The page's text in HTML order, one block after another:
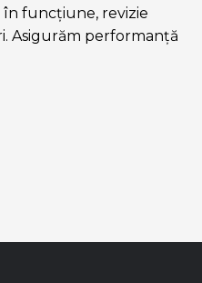
funcțiune, revizie
Asigurăm performanță